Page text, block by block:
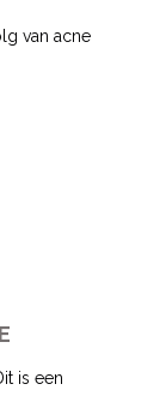
van acne
is een